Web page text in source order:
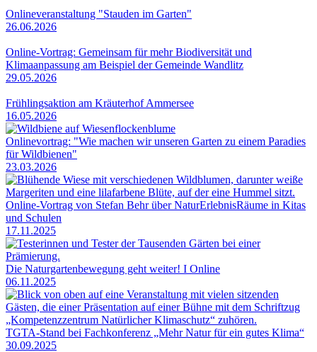
Onlineveranstaltung "Stauden im Garten"
26.06.2026
Online-Vortrag: Gemeinsam für mehr Biodiversität und
Klimaanpassung am Beispiel der Gemeinde Wandlitz
29.05.2026
Frühlingsaktion am Kräuterhof Ammersee
16.05.2026
Onlinevortrag: "Wie machen wir unseren Garten zu einem Paradies
für Wildbienen"
23.03.2026
Online-Vortrag von Stefan Behr über NaturErlebnisRäume in Kitas
und Schulen
17.11.2025
Die Naturgartenbewegung geht weiter! I Online
06.11.2025
TGTA-Stand bei Fachkonferenz „Mehr Natur für ein gutes Klima“
30.09.2025